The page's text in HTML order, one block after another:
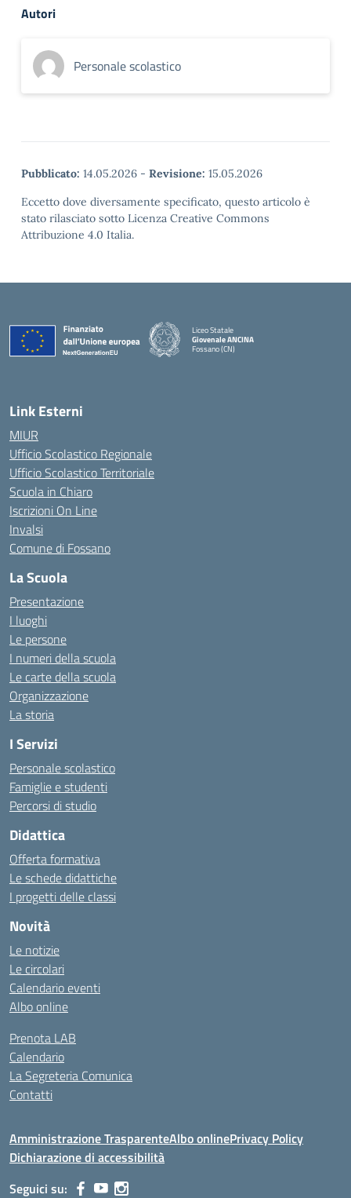
Autori
Personale scolastico
Pubblicato: 14.05.2026 - Revisione: 15.05.2026
Eccetto dove diversamente specificato, questo articolo è
stato rilasciato sotto Licenza Creative Commons
Attribuzione 4.0 Italia.
Liceo Statale
Giovenale ANCINA
Fossano (CN)
Link Esterni
MIUR
Ufficio Scolastico Regionale
Ufficio Scolastico Territoriale
Scuola in Chiaro
Iscrizioni On Line
Invalsi
Comune di Fossano
La Scuola
Presentazione
I luoghi
Le persone
I numeri della scuola
Le carte della scuola
Organizzazione
La storia
I Servizi
Personale scolastico
Famiglie e studenti
Percorsi di studio
Didattica
Offerta formativa
Le schede didattiche
I progetti delle classi
Novità
Le notizie
Le circolari
Calendario eventi
Albo online
Prenota LAB
Calendario
La Segreteria Comunica
Contatti
Amministrazione TrasparenteAlbo onlinePrivacy Policy
Dichiarazione di accessibilità
Seguici su: